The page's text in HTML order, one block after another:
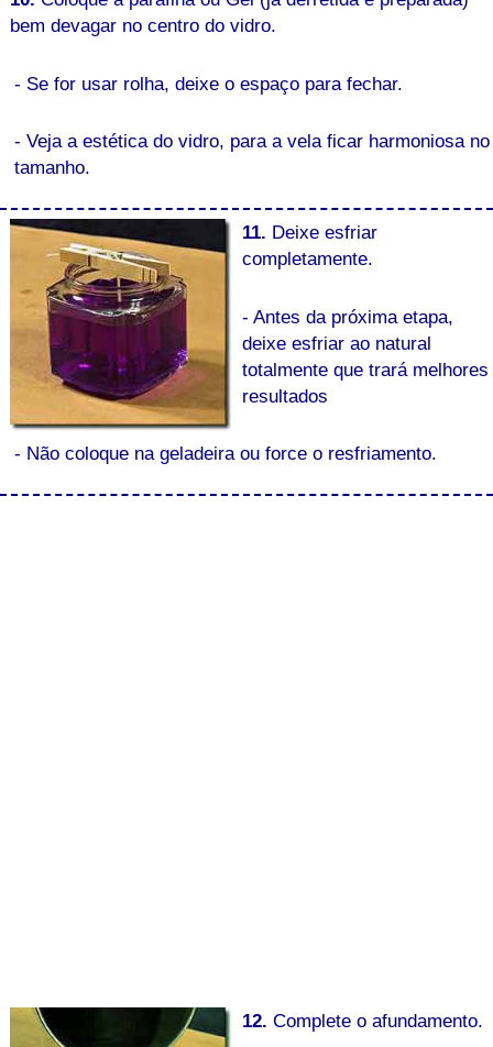
bem devagar no centro do vidro.
- Se for usar rolha, deixe o espaço para fechar.
- Veja a estética do vidro, para a vela ficar harmoniosa no
tamanho.
11. Deixe esfriar
completamente.
- Antes da próxima etapa,
deixe esfriar ao natural
totalmente que trará melhores
resultados
- Não coloque na geladeira ou force o resfriamento.
12. Complete o afundamento.